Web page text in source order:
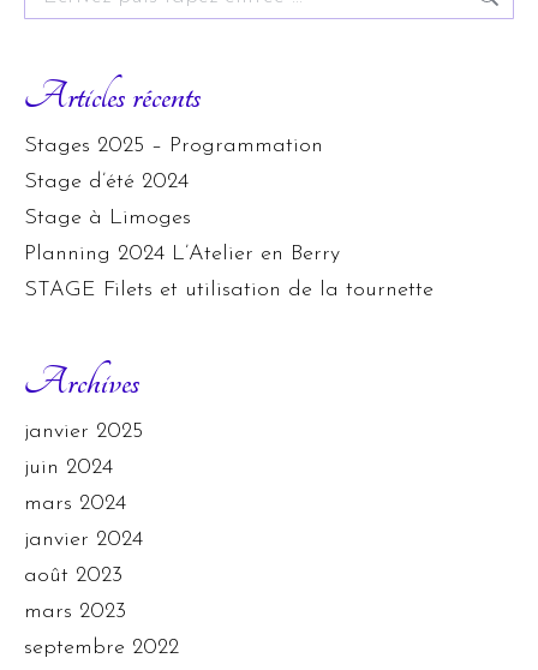
Articles récents
Stages 2025 – Programmation
Stage d’été 2024
Stage à Limoges
Planning 2024 L’Atelier en Berry
STAGE Filets et utilisation de la tournette
Archives
janvier 2025
juin 2024
mars 2024
janvier 2024
août 2023
mars 2023
septembre 2022